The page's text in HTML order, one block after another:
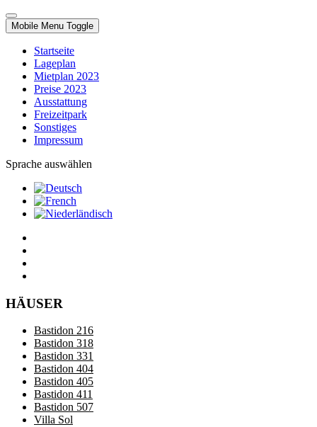
Mobile Menu Toggle
Startseite
Lageplan
Mietplan 2023
Preise 2023
Ausstattung
Freizeitpark
Sonstiges
Impressum
Sprache auswählen
HÄUSER
Bastidon 216
Bastidon 318
Bastidon 331
Bastidon 404
Bastidon 405
Bastidon 411
Bastidon 507
Villa Sol